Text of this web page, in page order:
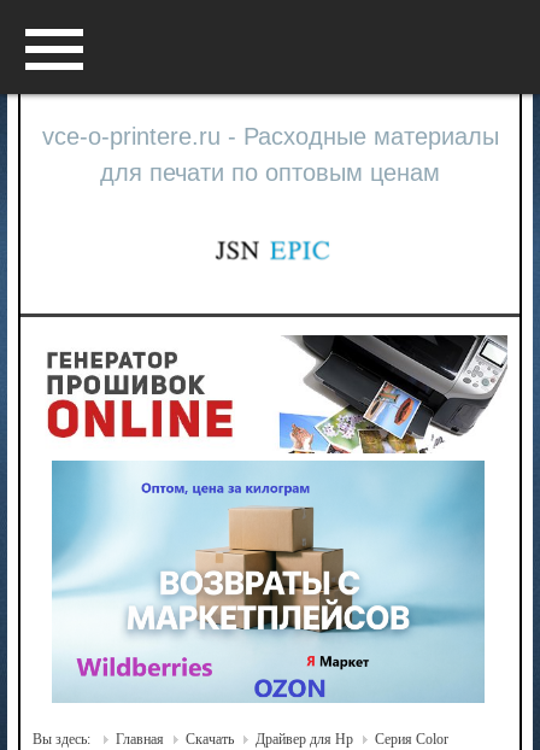
vce-o-printere.ru - Расходные материалы
для печати по оптовым ценам
Вы здесь: Главная Скачать Драйвер для Hp
Серия Color